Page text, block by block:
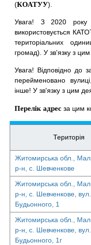
(КОАТУУ).
Увага! З 2020 року
використовується
територіальних
громад). У зв'язку з цим
Увага! Відповідно до
перейменовано
інше! У зв'язку з цим
Перелік адрес за цим
Територія
Житомирська обл.,
р-н, с. Шевченкове
Житомирська обл.,
р-н, с. Шевченкове, вул.
Будьонного, 1
Житомирська обл.,
р-н, с. Шевченкове, вул.
Будьонного, 1г